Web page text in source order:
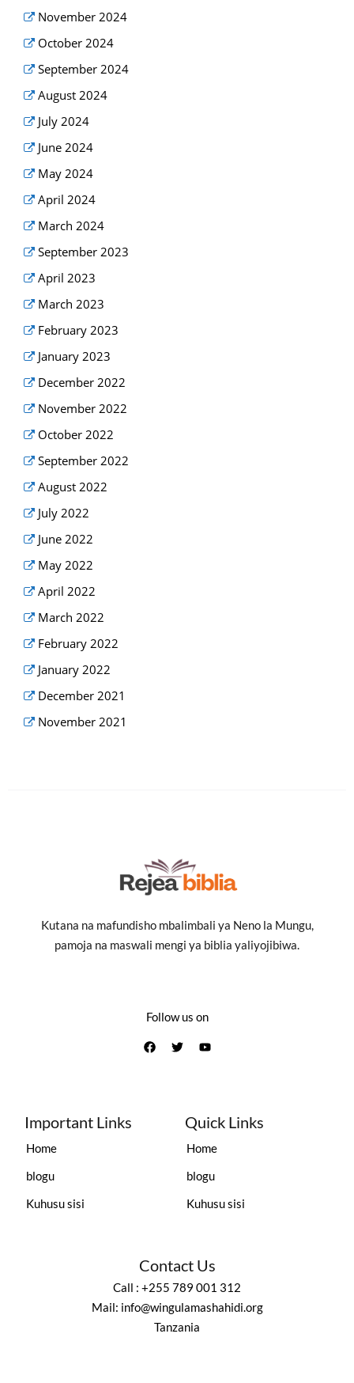
November 2024
October 2024
September 2024
August 2024
July 2024
June 2024
May 2024
April 2024
March 2024
September 2023
April 2023
March 2023
February 2023
January 2023
December 2022
November 2022
October 2022
September 2022
August 2022
July 2022
June 2022
May 2022
April 2022
March 2022
February 2022
January 2022
December 2021
November 2021
Kutana na mafundisho mbalimbali ya Neno la Mungu,
pamoja na maswali mengi ya biblia yaliyojibiwa.
Follow us on
Important Links
Home
blogu
Kuhusu sisi
Quick Links
Home
blogu
Kuhusu sisi
Contact Us
Call : +255 789 001 312
Mail: info@wingulamashahidi.org
Tanzania